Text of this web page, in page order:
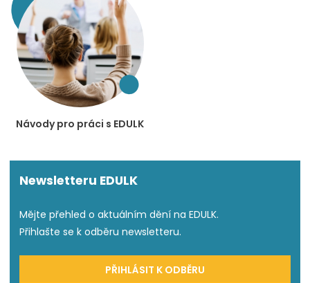
Návody pro práci s EDULK
Newsletteru EDULK
Mějte přehled o aktuálním dění na EDULK.
Přihlašte se k odběru newsletteru.
PŘIHLÁSIT K ODBĚRU